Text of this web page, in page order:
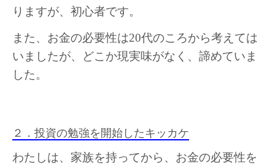
りますが、初心者です。
また、お金の必要性は20代のころから考えては
いましたが、どこか現実味がなく、諦めていま
した。
２．投資の勉強を開始したキッカケ
わたしは、家族を持ってから、お金の必要性を